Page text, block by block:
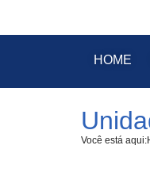
HOME
Você está aqui: